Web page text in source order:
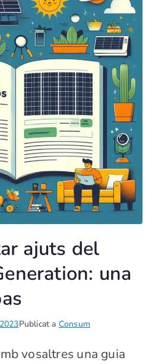
ajuts del
una
Publicat a Consum
vosaltres una guia